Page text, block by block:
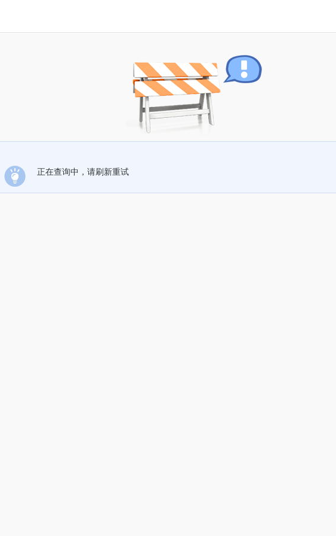
正在查询中，请刷新重试